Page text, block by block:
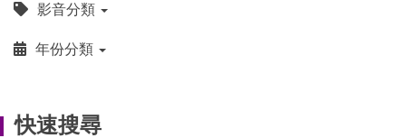
影音分類
年份分類
快速搜尋